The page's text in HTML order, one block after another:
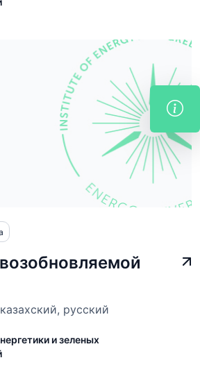
русский
и зеленых